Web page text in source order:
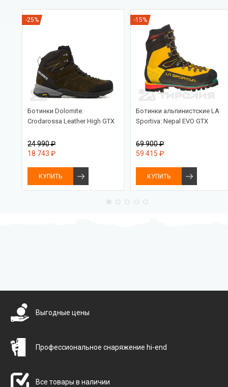
-25%
Ботинки Dolomite:
Crodarossa Leather High GTX
24 990 ₽
18 743 ₽
КУПИТЬ
-15%
Ботинки альпинистские LA
Sportiva: Nepal EVO GTX
69 900 ₽
59 415 ₽
КУПИТЬ
Выгодные цены
Профессиональное снаряжение hi-end
Все товары в наличии